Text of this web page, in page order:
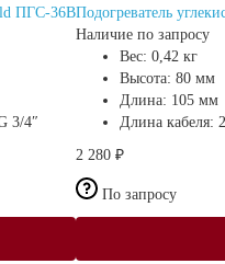
ПГС-36В
3/4″
Подогреватель
Наличие по запросу
Вес: 0,42 кг
Высота: 80 мм
Длина: 105 мм
Длина кабеля:
2 280 ₽
По запросу